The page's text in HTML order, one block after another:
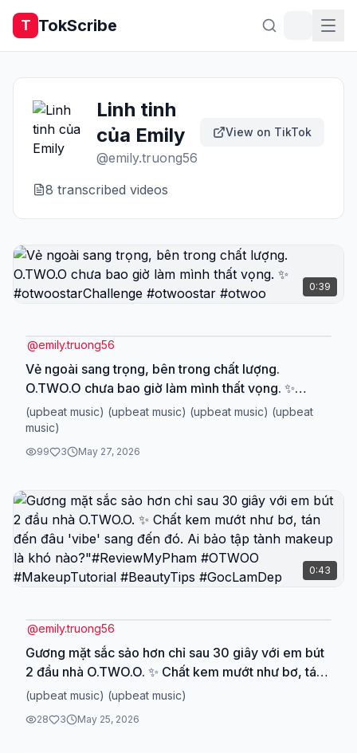
T TokScribe
Linh tinh
của Emily
@emily.truong56
View on TikTok
8 transcribed videos
0:39
@emily.truong56
Vẻ ngoài sang trọng, bên trong chất lượng.
O.TWO.O chưa bao giờ làm mình thất vọng. ✨
#otwoostarChallenge #otwoostar #otwoo
(upbeat music) (upbeat music) (upbeat music) (upbeat
music)
99 3 May 27, 2026
0:43
@emily.truong56
Gương mặt sắc sảo hơn chỉ sau 30 giây với em bút
2 đầu nhà O.TWO.O. ✨ Chất kem mướt như bơ, tán
đến đâu 'vibe' sang đến đó. Ai bảo tập tành
makeup là khó nào?"#ReviewMyPham #OTWOO
#MakeupTutorial #BeautyTips #GocLamDep
(upbeat music) (upbeat music)
28 3 May 25, 2026